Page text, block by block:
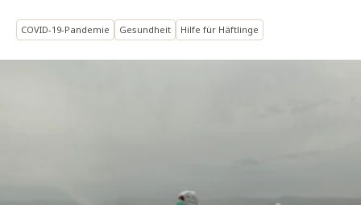
COVID-19-Pandemie Gesundheit Hilfe für Häftlinge